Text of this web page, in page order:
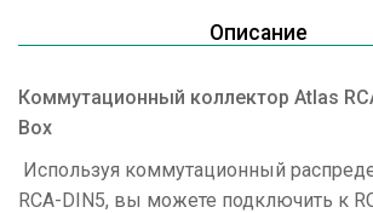
Описание
Коммутационный коллектор Atlas
Box
Используя коммутационный
RCA-DIN5, вы можете подключить к